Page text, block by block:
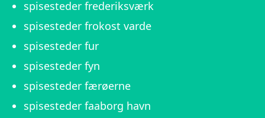
spisesteder frederiksværk
spisesteder frokost varde
spisesteder fur
spisesteder fyn
spisesteder færøerne
spisesteder faaborg havn